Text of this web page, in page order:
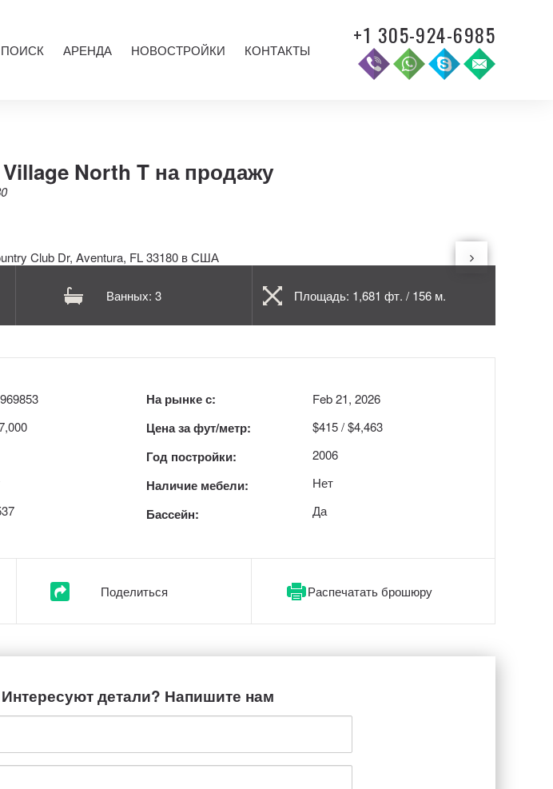
ПОИСК АРЕНДА НОВОСТРОЙКИ КОНТАКТЫ
+1 305-924-6985
North T на продажу
Ванных: 3 Площадь: 1,681 фт. / 156 м.
На рынке с:
Цена за фут/метр:
Год постройки:
Наличие мебели:
Бассейн:
Feb 21, 2026
$415 / $4,463
2006
Нет
Да
Поделиться Распечатать брошюру
Интересуют детали? Напишите нам